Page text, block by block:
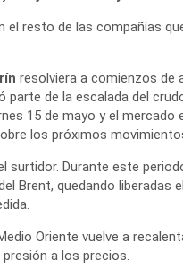
resto de las compañías
resolviera a comienzos de
parte de la escalada del
15 de mayo y el mercado
los próximos
Durante este
Brent, quedando liberadas
Oriente vuelve a
a los precios.